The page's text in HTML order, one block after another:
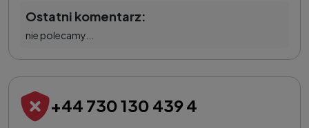
Ostatni komentarz:
nie polecamy...
+44 730 130 439 4